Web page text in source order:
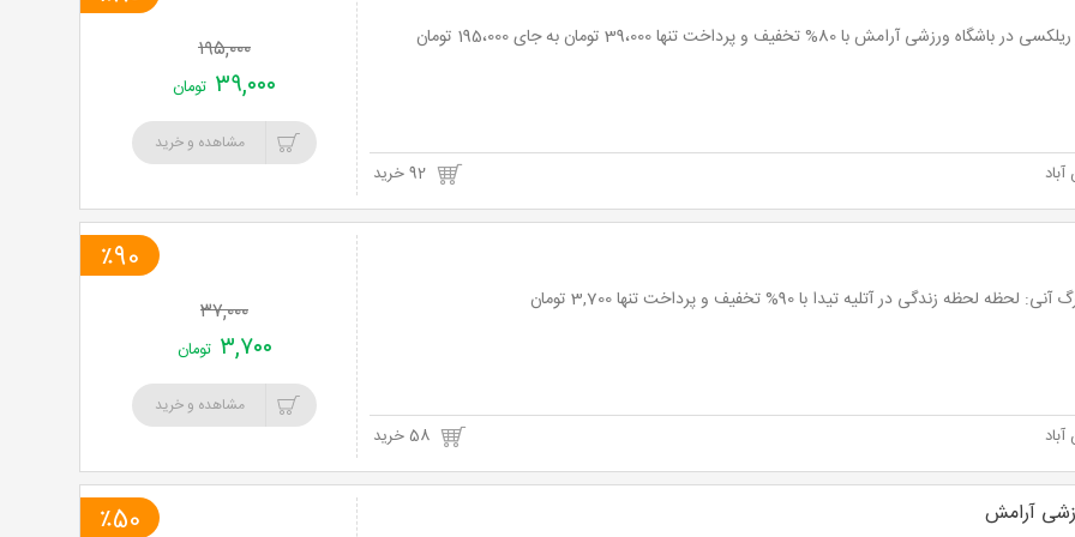
باشگاه ورزشی آرامش با 80% تخفیف و پرداخت تنها 39،000 تومان به جای 195،000 تومان
92 خرید
۱۹۵,۰۰۰
۳۹,۰۰۰ تومان
مشاهده و خرید
لحظه لحظه زندگی در آتلیه تیدا با 90% تخفیف و پرداخت تنها 3,700 تومان
58 خرید
٪90
۳۷,۰۰۰
۳,۷۰۰ تومان
مشاهده و خرید
آرامش ٪50